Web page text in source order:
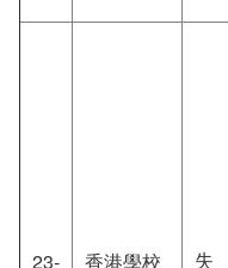
23-
香港學校
失